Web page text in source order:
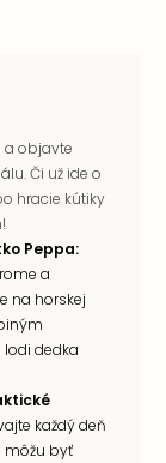
a objavte
Či už ide o
hracie kútiky
Peppa:
a
na horskej
dedka
každý deň
môžu byť